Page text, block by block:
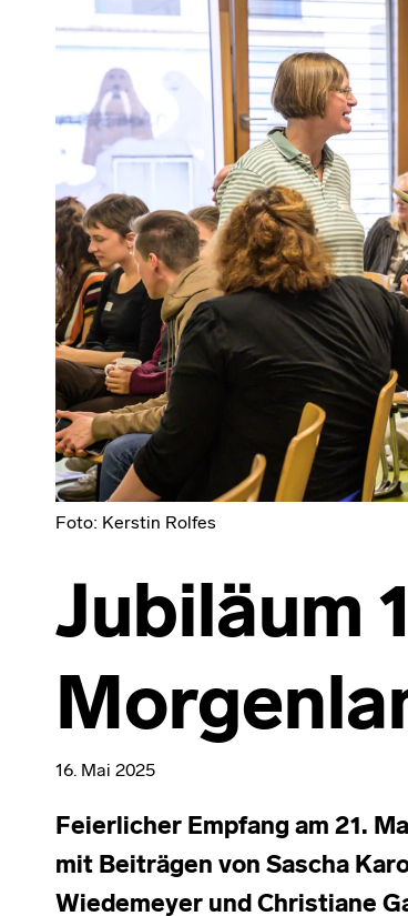
Foto: Kerstin Rolfes
Jubiläum
16. Mai 2025
Feierlicher Empfang am 21.
mit Beiträgen von Sascha
Wiedemeyer und Christiane